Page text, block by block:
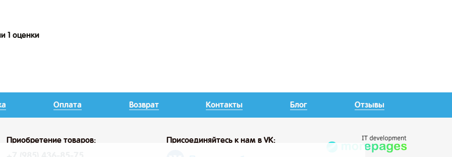
1 оценки
Оплата Возврат Контакты Блог Отзывы
Приобретение товаров: Присоединяйтесь к нам в VK: